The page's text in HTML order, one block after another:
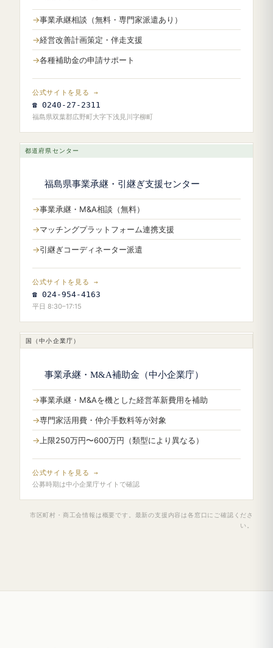
事業承継相談（無料・専門家派遣あり）
経営改善計画策定・伴走支援
各種補助金の申請サポート
公式サイトを見る →
☎ 0240-27-2311
福島県双葉郡広野町大字下浅見川字柳町
都道府県センター
福島県事業承継・引継ぎ支援センター
事業承継・M&A相談（無料）
マッチングプラットフォーム連携支援
引継ぎコーディネーター派遣
公式サイトを見る →
☎ 024-954-4163
平日 8:30–17:15
国（中小企業庁）
事業承継・M&A補助金（中小企業庁）
事業承継・M&Aを機とした経営革新費用を補助
専門家活用費・仲介手数料等が対象
上限250万円〜600万円（類型により異なる）
公式サイトを見る →
公募時期は中小企業庁サイトで確認
市区町村・商工会情報は概要です。最新の支援内容は各窓口にご確認くださ
い。